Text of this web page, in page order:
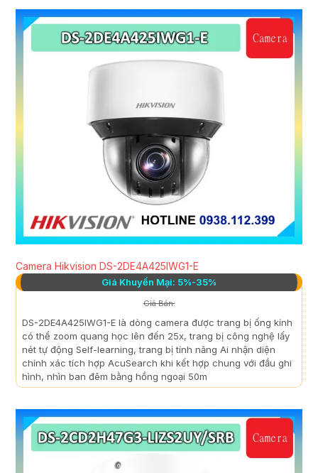
Camera Hikvision DS-2DE4A425IWG1-E
Giá Khuyến Mại: 5%-35%
Giá Bán:
DS-2DE4A425IWG1-E là dòng camera được trang bị ống kính
có thể zoom quang học lên đến 25x, trang bị công nghệ lấy
nét tự động Self-learning, trang bị tính năng Ai nhận diện
chính xác tích hợp AcuSearch khi kết hợp chung với đầu ghi
hình, nhìn ban đêm bằng hồng ngoại 50m